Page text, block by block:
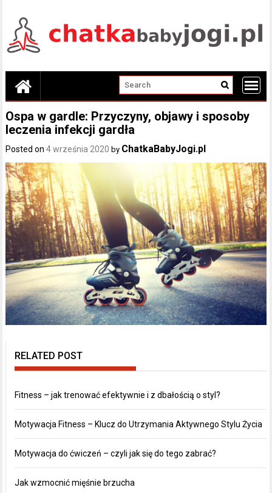
content
Ospa w gardle: Przyczyny, objawy i sposoby
leczenia infekcji gardła
Posted on4 września 2020 by ChatkaBabyJogi.pl
RELATED POST
Fitness – jak trenować efektywnie i z dbałością o styl?
Motywacja Fitness – Klucz do Utrzymania Aktywnego Stylu Życia
Motywacja do ćwiczeń – czyli jak się do tego zabrać?
Jak wzmocnić mięśnie brzucha